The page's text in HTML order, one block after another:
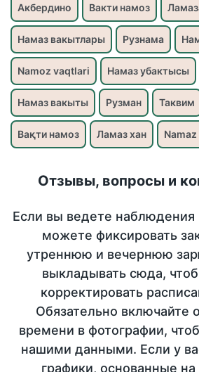
Акбердино Вакти намоз
Намаз вакытлары Рузнама
Namoz vaqtlari Намаз убактысы
Намаз вакыты Рузман Таквим
Вақти намоз Ламаз хан
Отзывы, вопросы и
Если вы ведете наблюдения
можете фиксировать
утреннюю и вечернюю
выкладывать сюда,
корректировать
Обязательно включайте
времени в фотографии,
нашими данными. Если у
графики, основанные на